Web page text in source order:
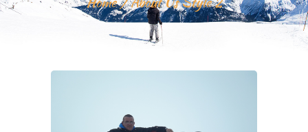
SPLETNA PRODAJA
O NAS